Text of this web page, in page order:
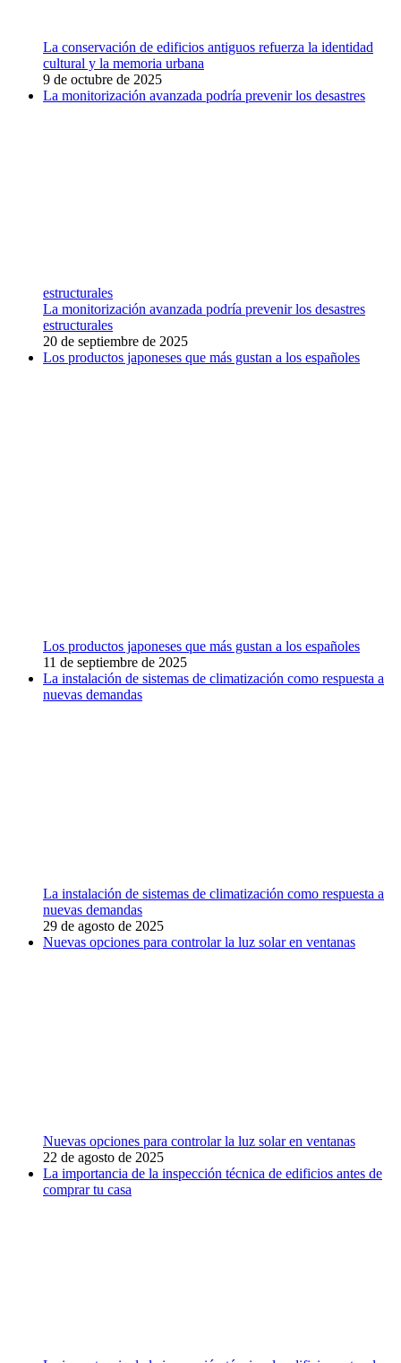
La conservación de edificios antiguos refuerza la identidad
cultural y la memoria urbana
9 de octubre de 2025
La monitorización avanzada podría prevenir los desastres
estructurales
La monitorización avanzada podría prevenir los desastres
estructurales
20 de septiembre de 2025
Los productos japoneses que más gustan a los españoles
Los productos japoneses que más gustan a los españoles
11 de septiembre de 2025
La instalación de sistemas de climatización como respuesta a
nuevas demandas
La instalación de sistemas de climatización como respuesta a
nuevas demandas
29 de agosto de 2025
Nuevas opciones para controlar la luz solar en ventanas
Nuevas opciones para controlar la luz solar en ventanas
22 de agosto de 2025
La importancia de la inspección técnica de edificios antes de
comprar tu casa